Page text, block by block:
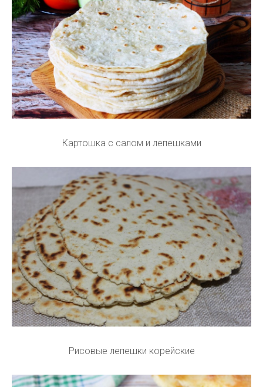
Картошка с салом и лепешками
Рисовые лепешки корейские